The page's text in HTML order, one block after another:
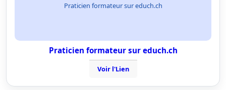
Praticien formateur sur educh.ch
Praticien formateur sur educh.ch
Voir l'Lien